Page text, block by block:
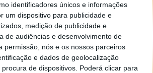
identificadores únicos e informações
um dispositivo para publicidade e
medição de publicidade e
de audiências e desenvolvimento de
permissão, nós e os nossos parceiros
e dados de geolocalização
de dispositivos. Poderá clicar para